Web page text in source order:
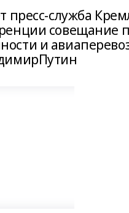
пресс-служба
совещание
и